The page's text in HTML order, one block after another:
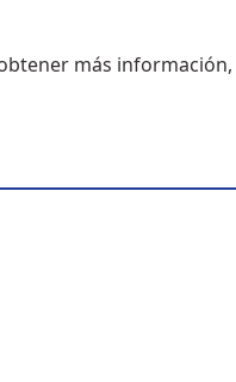
más